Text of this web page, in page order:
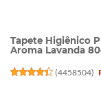
Tapete Higiênico
Aroma Lavanda
(4458504)